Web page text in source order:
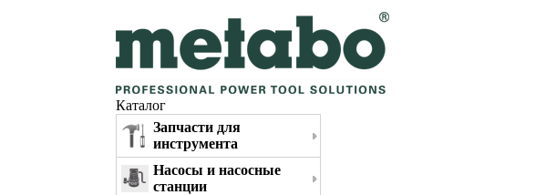
Каталог
Запчасти для
инструмента
Насосы и насосные
станции